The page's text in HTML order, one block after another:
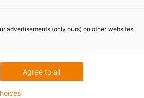
advertisements (only ours) on other websites
Agree to all